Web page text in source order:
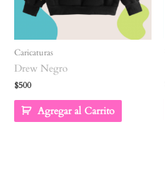
Caricaturas
Drew Negro
$500
Agregar al Carrito